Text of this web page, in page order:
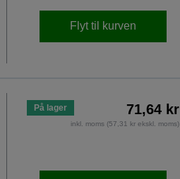
Flyt til kurven
På lager 71,64 kr
inkl. moms (57,31 kr ekskl. moms)